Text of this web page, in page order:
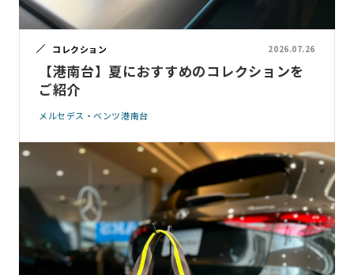
コレクション 2026.07.26
【港南台】夏におすすめのコレクションを
ご紹介
メルセデス・ベンツ港南台